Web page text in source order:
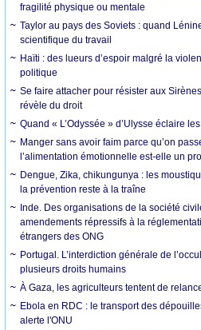
fragilité physique ou mentale
Taylor au pays des Soviets : quand
scientifique du travail
Haïti : des lueurs d’espoir malgré la
politique
Se faire attacher pour résister aux
révèle du droit
Quand « L’Odyssée » d’Ulysse éclaire
Manger sans avoir faim parce qu’on
l’alimentation émotionnelle est-elle un
Dengue, Zika, chikungunya : les
la prévention reste à la traîne
Inde. Des organisations de la société
amendements répressifs à la
étrangers des ONG
Portugal. L’interdiction générale de
plusieurs droits humains
À Gaza, les agriculteurs tentent de
Ebola en RDC : le transport des
alerte l'ONU